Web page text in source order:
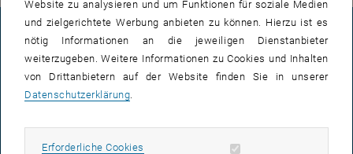
IMPRESSUM
DATENSCHUTZERKLÄRUNG (PDF)
Website zu analysieren und um Funktionen für soziale Medien
und zielgerichtete Werbung anbieten zu können. Hierzu ist es
nötig Informationen an die jeweiligen Dienstanbieter
weiterzugeben. Weitere Informationen zu Cookies und Inhalten
von Drittanbietern auf der Website finden Sie in unserer
Datenschutzerklärung.
Erforderliche Cookies Erforderliche Cookies zulassen